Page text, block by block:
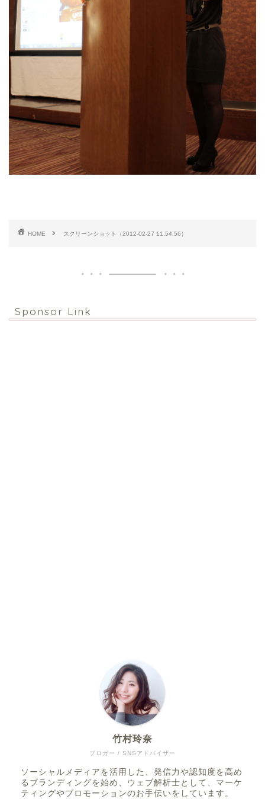
HOME スクリーンショット（2012-02-27 11.54.56）
Sponsor Link
ブロガー / SNSアドバイザー
竹村玲奈
ソーシャルメディアを活用した、発信力や認知度を高め
るブランディングを始め、ウェブ解析士として、マーケ
ティングやプロモーションのお手伝いをしています。